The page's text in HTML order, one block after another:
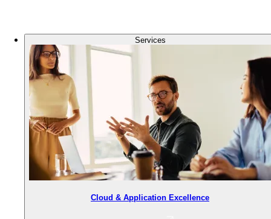
Services
Cloud & Application Excellence